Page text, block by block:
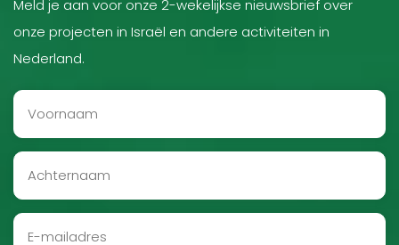
Meld je aan voor onze 2-wekelijkse nieuwsbrief over
onze projecten in Israël en andere activiteiten in
Nederland.